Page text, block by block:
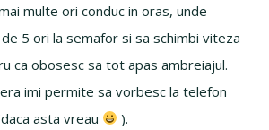
multe ori conduc in oras, unde
5 ori la semafor si sa schimbi viteza
ca obosesc sa tot apas ambreiajul.
imi permite sa vorbesc la telefon
asta vreau
).